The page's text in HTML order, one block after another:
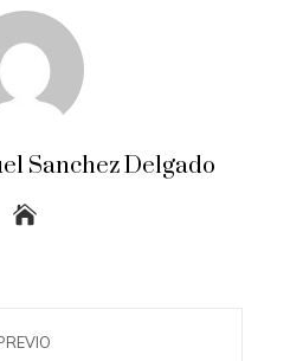
Sanchez Delgado